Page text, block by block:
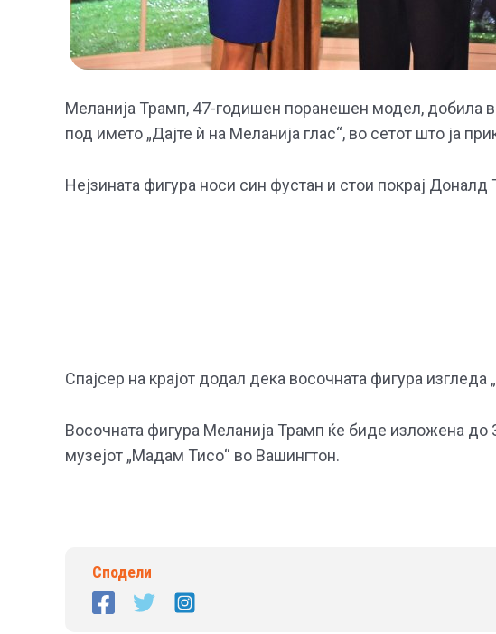
Меланија Трамп, 47-годишен поранешен модел, добила
под името „Дајте ѝ на Меланија глас“, во сетот што ја
Нејзината фигура носи син фустан и стои покрај Доналд
Спајсер на крајот додал дека восочната фигура изгледа
Восочната фигура Меланија Трамп ќе биде изложена
музејот „Мадам Тисо“ во Вашингтон.
Сподели